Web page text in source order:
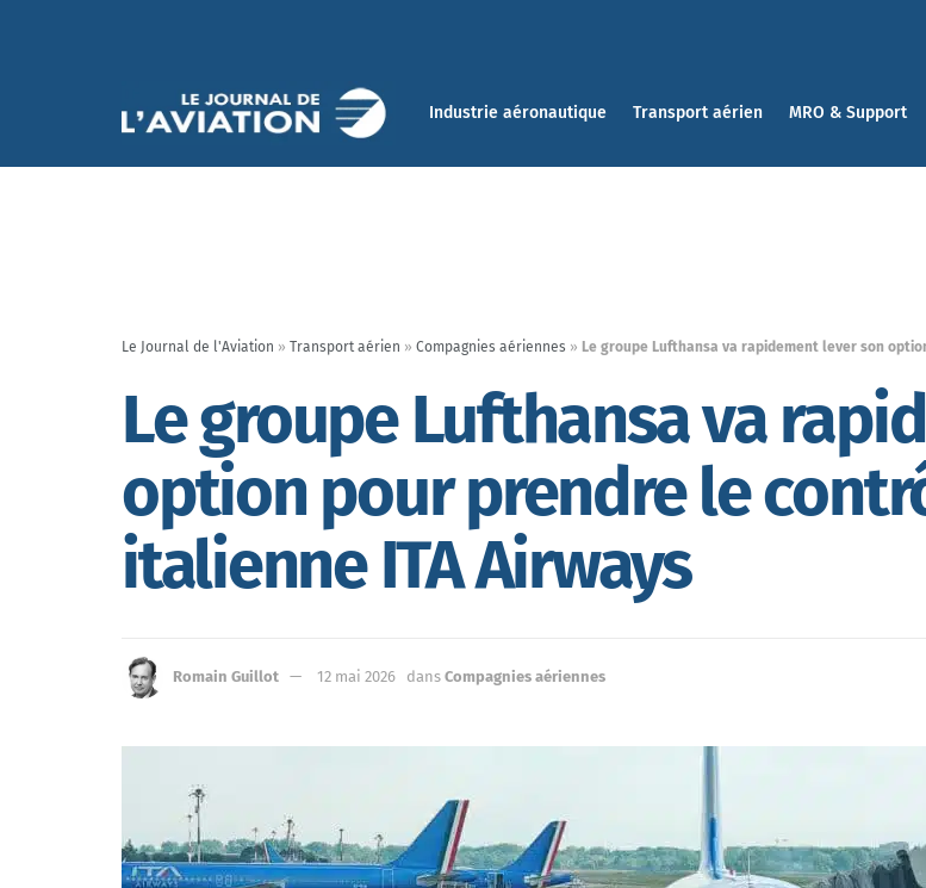
Industrie aéronautique Transport aérien MRO & Support
Le Journal de l'Aviation » Transport aérien » Compagnies aériennes » Le groupe Lufthansa va rapidement lever son
Le groupe Lufthansa va
option pour prendre le
italienne ITA Airways
Romain Guillot 12 mai 2026 dans Compagnies aériennes